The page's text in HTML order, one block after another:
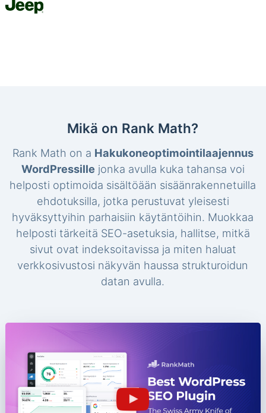
Mikä on Rank Math?
Rank Math on a Hakukoneoptimointilaajennus
WordPressille jonka avulla kuka tahansa voi
helposti optimoida sisältöään sisäänrakennetuilla
ehdotuksilla, jotka perustuvat yleisesti
hyväksyttyihin parhaisiin käytäntöihin. Muokkaa
helposti tärkeitä SEO-asetuksia, hallitse, mitkä
sivut ovat indeksoitavissa ja miten haluat
verkkosivustosi näkyvän haussa strukturoidun
datan avulla.